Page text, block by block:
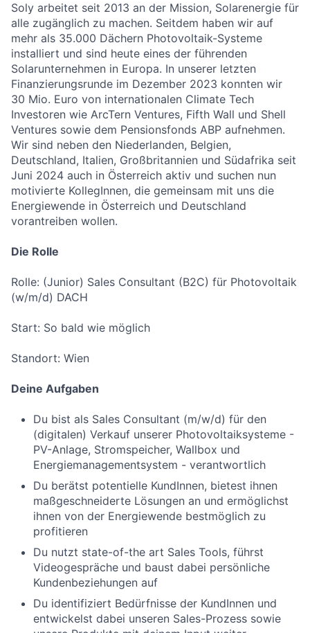
Soly arbeitet seit 2013 an der Mission, Solarenergie für
alle zugänglich zu machen. Seitdem haben wir auf
mehr als 35.000 Dächern Photovoltaik-Systeme
installiert und sind heute eines der führenden
Solarunternehmen in Europa. In unserer letzten
Finanzierungsrunde im Dezember 2023 konnten wir
30 Mio. Euro von internationalen Climate Tech
Investoren wie ArcTern Ventures, Fifth Wall und Shell
Ventures sowie dem Pensionsfonds ABP aufnehmen.
Wir sind neben den Niederlanden, Belgien,
Deutschland, Italien, Großbritannien und Südafrika seit
Juni 2024 auch in Österreich aktiv und suchen nun
motivierte KollegInnen, die gemeinsam mit uns die
Energiewende in Österreich und Deutschland
vorantreiben wollen.
Die Rolle
Rolle: (Junior) Sales Consultant (B2C) für Photovoltaik
(w/m/d) DACH
Start: So bald wie möglich
Standort: Wien
Deine Aufgaben
Du bist als Sales Consultant (m/w/d) für den
(digitalen) Verkauf unserer Photovoltaiksysteme -
PV-Anlage, Stromspeicher, Wallbox und
Energiemanagementsystem - verantwortlich
Du berätst potentielle KundInnen, bietest ihnen
maßgeschneiderte Lösungen an und ermöglichst
ihnen von der Energiewende bestmöglich zu
profitieren
Du nutzt state-of-the art Sales Tools, führst
Videogespräche und baust dabei persönliche
Kundenbeziehungen auf
Du identifiziert Bedürfnisse der KundInnen und
entwickelst dabei unseren Sales-Prozess sowie